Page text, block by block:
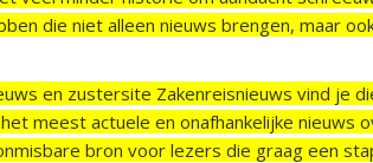
die niet alleen nieuws brengen, maar
en zustersite Zakenreisnieuws vind je
meest actuele en onafhankelijke nieuws
bron voor lezers die graag een